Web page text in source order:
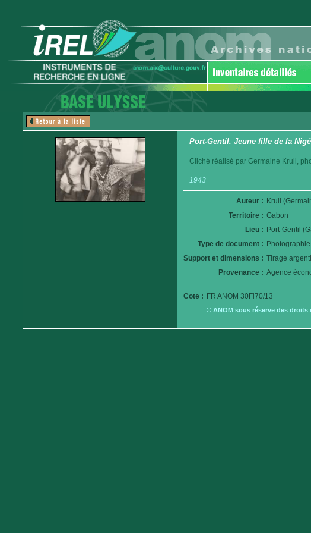
Port-Gentil. Jeune fille de la
Cliché réalisé par Germaine Krull,
1943
Auteur : Krull
Territoire : Gabon
Lieu : Port-Gentil
Type de document : Photographie
Support et dimensions : Tirage
Provenance : Agence
Cote : FR ANOM 30Fi70/13
© ANOM sous réserve des